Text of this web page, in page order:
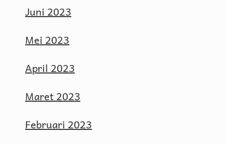
Juni 2023
Mei 2023
April 2023
Maret 2023
Februari 2023